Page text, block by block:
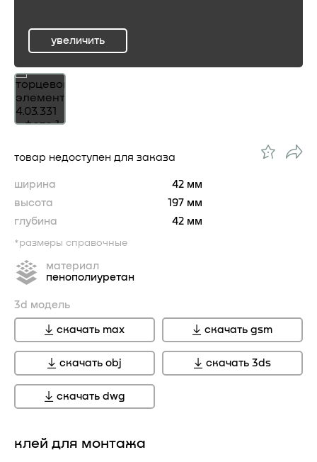
ru
увеличить
товар недоступен для заказа
ширина
42 мм
высота
197 мм
глубина
42 мм
*размеры справочные
материал
пенополиуретан
3d модель
скачать max скачать gsm
скачать obj скачать 3ds
скачать dwg
клей для монтажа